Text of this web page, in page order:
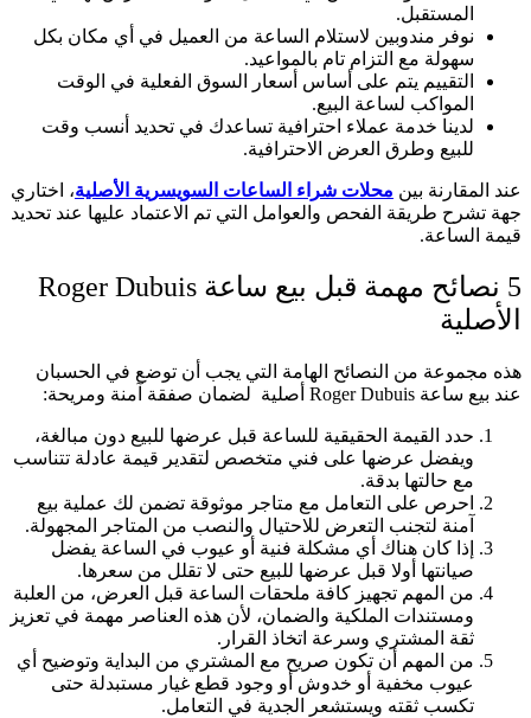
المستقبل.
نوفر مندوبين لاستلام الساعة من العميل في أي مكان بكل
سهولة مع التزام تام بالمواعيد.
التقييم يتم على أساس أسعار السوق الفعلية في الوقت
المواكب لساعة البيع.
لدينا خدمة عملاء احترافية تساعدك في تحديد أنسب وقت
للبيع وطرق العرض الاحترافية.
عند المقارنة بين محلات شراء الساعات السويسرية الأصلية، اختاري
جهة تشرح طريقة الفحص والعوامل التي تم الاعتماد عليها عند تحديد
قيمة الساعة.
5 نصائح مهمة قبل بيع ساعة Roger Dubuis
الأصلية
هذه مجموعة من النصائح الهامة التي يجب أن توضع في الحسبان
عند بيع ساعة Roger Dubuis أصلية لضمان صفقة آمنة ومريحة:
حدد القيمة الحقيقية للساعة قبل عرضها للبيع دون مبالغة،
ويفضل عرضها على فني متخصص لتقدير قيمة عادلة تتناسب
مع حالتها بدقة.
احرص على التعامل مع متاجر موثوقة تضمن لك عملية بيع
آمنة لتجنب التعرض للاحتيال والنصب من المتاجر المجهولة.
إذا كان هناك أي مشكلة فنية أو عيوب في الساعة يفضل
صيانتها أولا قبل عرضها للبيع حتى لا تقلل من سعرها.
من المهم تجهيز كافة ملحقات الساعة قبل العرض، من العلبة
ومستندات الملكية والضمان، لأن هذه العناصر مهمة في تعزيز
ثقة المشتري وسرعة اتخاذ القرار.
من المهم أن تكون صريح مع المشتري من البداية وتوضيح أي
عيوب مخفية أو خدوش أو وجود قطع غيار مستبدلة حتى
تكسب ثقته ويستشعر الجدية في التعامل.